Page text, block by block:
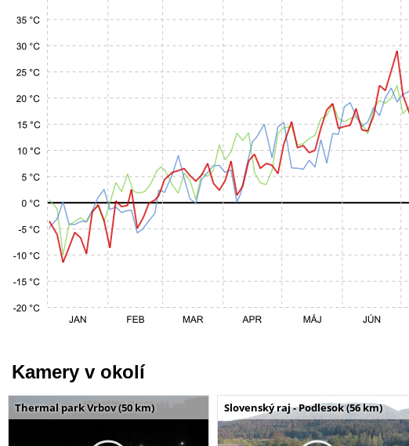
Kamery v okolí
Thermal park Vrbov (50 km) Slovenský raj - Podlesok (56 km)